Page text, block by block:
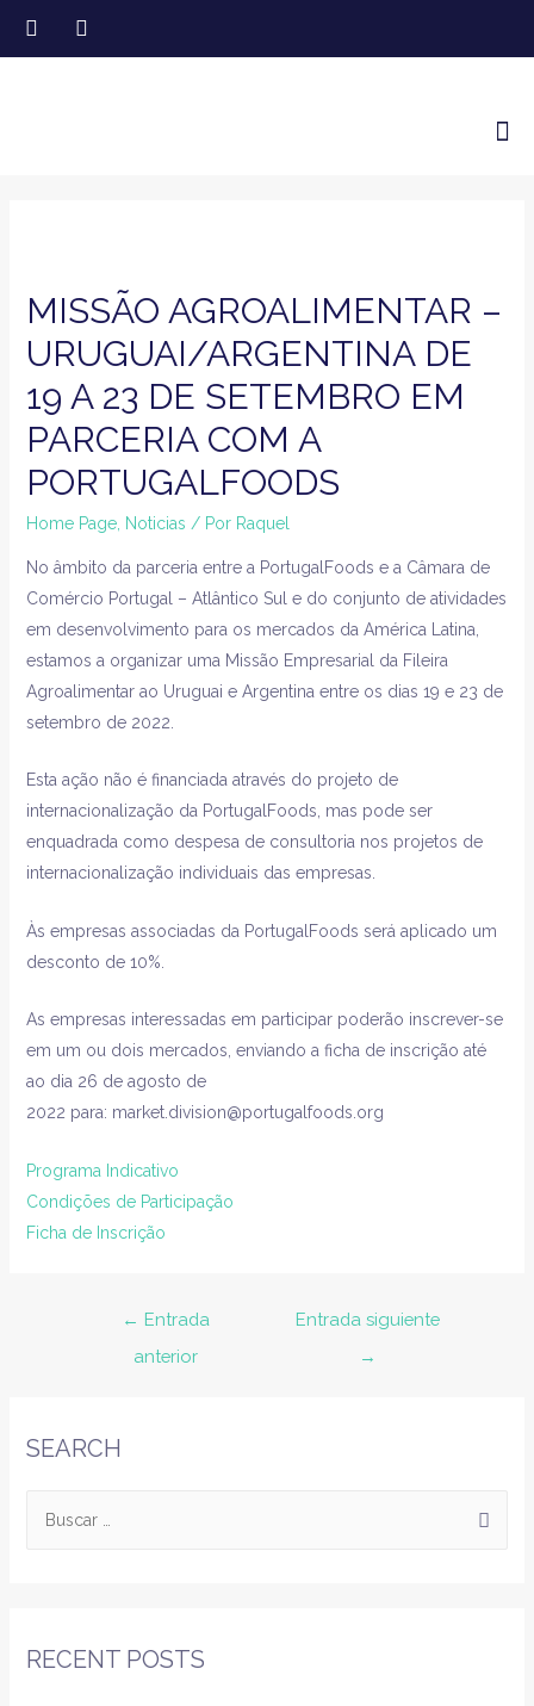
MISSÃO AGROALIMENTAR –
URUGUAI/ARGENTINA DE
19 A 23 DE SETEMBRO EM
PARCERIA COM A
PORTUGALFOODS
Home Page, Noticias / Por Raquel
No âmbito da parceria entre a PortugalFoods e a Câmara de
Comércio Portugal – Atlântico Sul e do conjunto de atividades
em desenvolvimento para os mercados da América Latina,
estamos a organizar uma Missão Empresarial da Fileira
Agroalimentar ao Uruguai e Argentina entre os dias 19 e 23 de
setembro de 2022.
Esta ação não é financiada através do projeto de
internacionalização da PortugalFoods, mas pode ser
enquadrada como despesa de consultoria nos projetos de
internacionalização individuais das empresas.
Às empresas associadas da PortugalFoods será aplicado um
desconto de 10%.
As empresas interessadas em participar poderão inscrever-se
em um ou dois mercados, enviando a ficha de inscrição até
ao dia 26 de agosto de
2022 para: market.division@portugalfoods.org
Programa Indicativo
Condições de Participação
Ficha de Inscrição
← Entrada
anterior
Entrada siguiente
→
SEARCH
RECENT POSTS